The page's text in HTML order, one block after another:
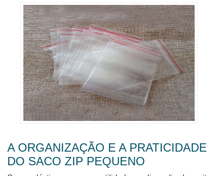
A ORGANIZAÇÃO E A PRATICIDADE
DO SACO ZIP PEQUENO